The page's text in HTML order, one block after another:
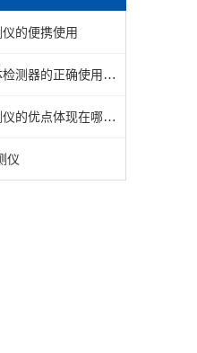
的便携使用
干货！便携式气体检测器的正确使用方法大揭秘
便携式溴化氢检测仪的优点体现在哪里？
仪